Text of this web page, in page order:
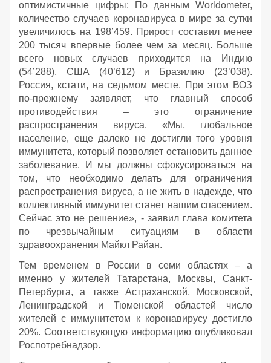
оптимистичные цифры: По данным Worldometer,
количество случаев коронавируса в мире за сутки
увеличилось на 198’459. Прирост составил менее
200 тысяч впервые более чем за месяц. Больше
всего новых случаев приходится на Индию
(54’288), США (40’612) и Бразилию (23’038).
Россия, кстати, на седьмом месте. При этом ВОЗ
по-прежнему заявляет, что главный способ
противодействия – это ограничение
распространения вируса. «Мы, глобальное
население, еще далеко не достигли того уровня
иммунитета, который позволяет остановить данное
заболевание. И мы должны сфокусироваться на
том, что необходимо делать для ограничения
распространения вируса, а не жить в надежде, что
коллективный иммунитет станет нашим спасением.
Сейчас это не решение», - заявил глава комитета
по чрезвычайным ситуациям в области
здравоохранения Майкл Райан.
Тем временем в России в семи областях – а
именно у жителей Татарстана, Москвы, Санкт-
Петербурга, а также Астраханской, Московской,
Ленинградской и Тюменской областей число
жителей с иммунитетом к коронавирусу достигло
20%. Соответствующую информацию опубликовал
Роспотребнадзор.